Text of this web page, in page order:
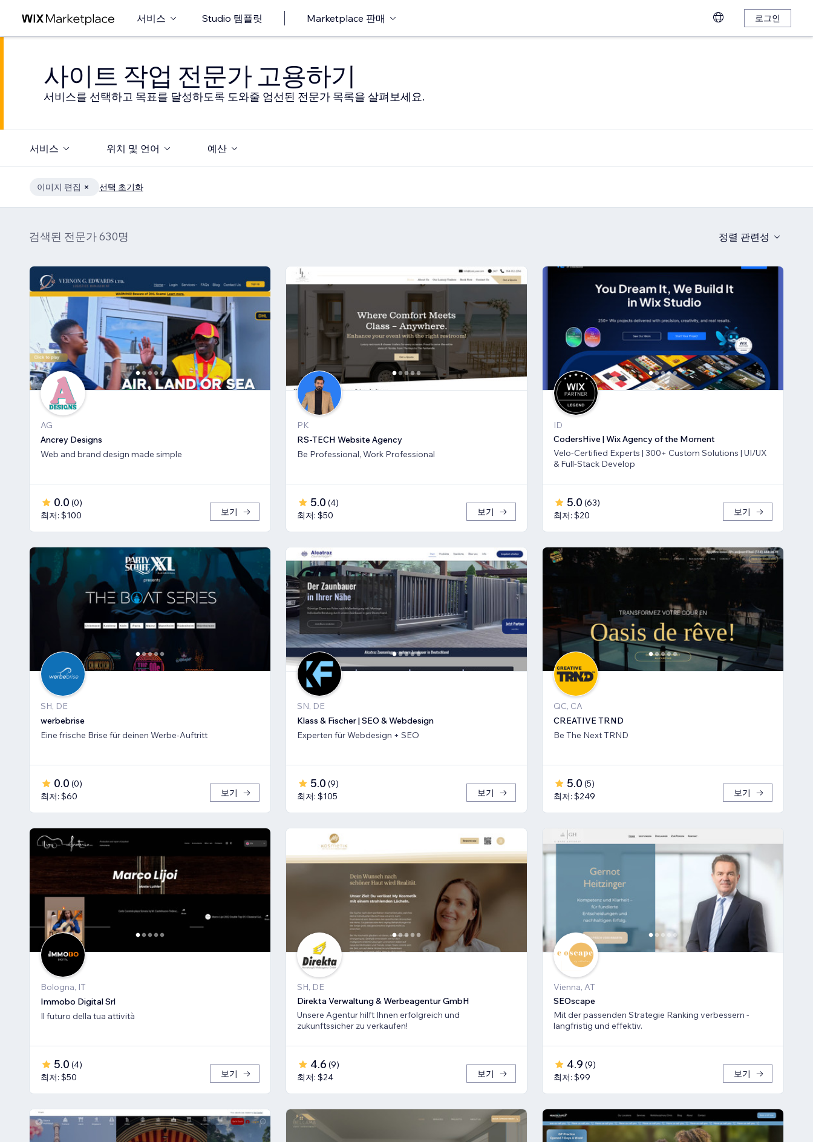
서비스 Studio 템플릿 Marketplace 판매 로그인
사이트 작업 전문가 고용하기
서비스를 선택하고 목표를 달성하도록 도와줄 엄선된 전문가 목록을 살펴보세요.
서비스 위치 및 언어 예산
이미지 편집 선택 초기화
검색된 전문가 630명 정렬 관련성
AG
Ancrey Designs
Web and brand design made simple
0.0 (0)
최저: $100
보기
PK
RS-TECH Website Agency
Be Professional, Work Professional
5.0 (4)
최저: $50
보기
ID
CodersHive | Wix Agency of the Moment
Velo-Certified Experts | 300+ Custom Solutions | UI/UX
& Full-Stack Develop
5.0 (63)
최저: $20
보기
SH, DE
werbebrise
Eine frische Brise für deinen Werbe-Auftritt
0.0 (0)
최저: $60
보기
SN, DE
Klass & Fischer | SEO & Webdesign
Experten für Webdesign + SEO
5.0 (9)
최저: $105
보기
QC, CA
CREATIVE TRND
Be The Next TRND
5.0 (5)
최저: $249
보기
Bologna, IT
Immobo Digital Srl
Il futuro della tua attività
5.0 (4)
최저: $50
보기
SH, DE
Direkta Verwaltung & Werbeagentur GmbH
Unsere Agentur hilft Ihnen erfolgreich und
zukunftssicher zu verkaufen!
4.6 (9)
최저: $24
보기
Vienna, AT
SEOscape
Mit der passenden Strategie Ranking verbessern -
langfristig und effektiv.
4.9 (9)
최저: $99
보기